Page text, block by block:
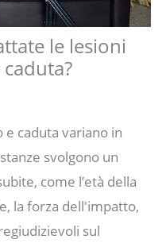
le lesioni
e caduta variano in
svolgono un
come l’età della
la forza dell'impatto,
sul